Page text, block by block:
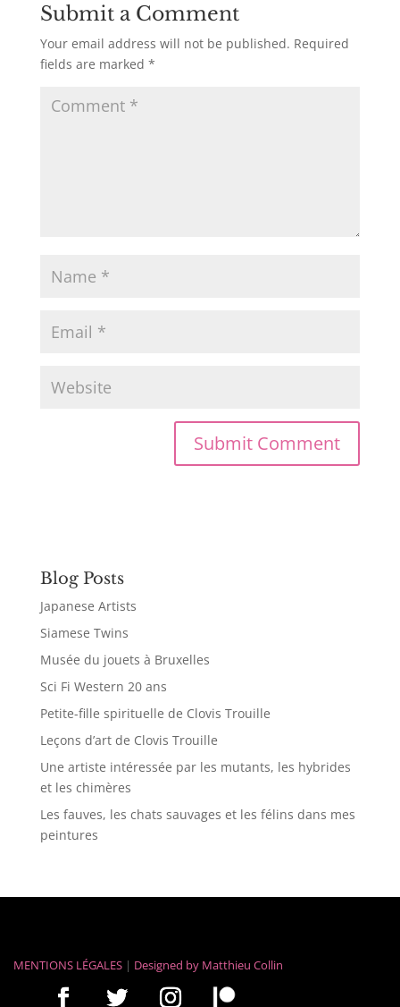
Submit a Comment
Your email address will not be published. Required
fields are marked *
Blog Posts
Japanese Artists
Siamese Twins
Musée du jouets à Bruxelles
Sci Fi Western 20 ans
Petite-fille spirituelle de Clovis Trouille
Leçons d’art de Clovis Trouille
Une artiste intéressée par les mutants, les hybrides
et les chimères
Les fauves, les chats sauvages et les félins dans mes
peintures
MENTIONS LÉGALES | Designed by Matthieu Collin